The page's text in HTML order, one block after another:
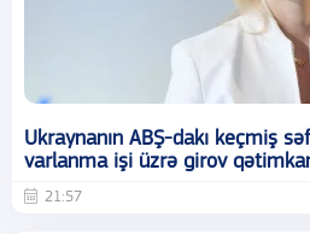
Ukraynanın ABŞ-dakı keçmiş
varlanma işi üzrə girov
21:57